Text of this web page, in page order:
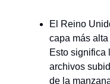
El Reino
capa más
Esto significa
archivos
de la